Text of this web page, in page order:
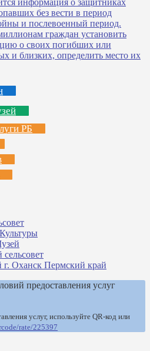
РБ
г. Оханск Пермский край
предоставления услуг
услуг, используйте QR-код или
rate/225397